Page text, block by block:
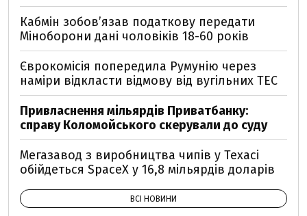
Кабмін зобовʼязав податкову передати
Міноборони дані чоловіків 18-60 років
Єврокомісія попередила Румунію через
наміри відкласти відмову від вугільних ТЕС
Привласнення мільярдів Приватбанку:
справу Коломойського скерували до суду
Мегазавод з виробництва чипів у Техасі
обійдеться SpaceX у 16,8 мільярдів доларів
ВСІ НОВИНИ